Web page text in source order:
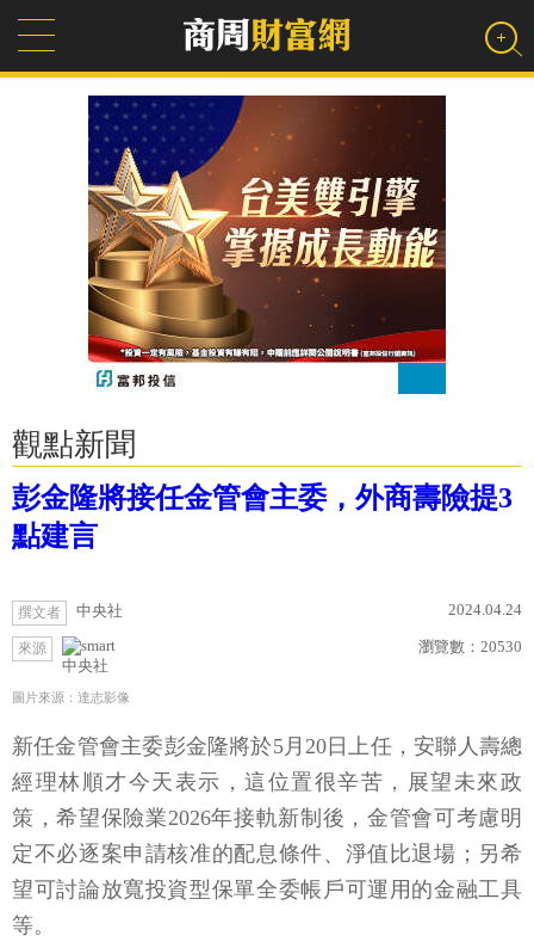
觀點新聞
彭金隆將接任金管會主委，外商壽險提3
點建言
撰文者 中央社 2024.04.24
來源
中央社
瀏覽數： 20530
圖片來源：達志影像
新任金管會主委彭金隆將於5月20日上任，安聯人壽總
經理林順才今天表示，這位置很辛苦，展望未來政
策，希望保險業2026年接軌新制後，金管會可考慮明
定不必逐案申請核准的配息條件、淨值比退場；另希
望可討論放寬投資型保單全委帳戶可運用的金融工具
等。